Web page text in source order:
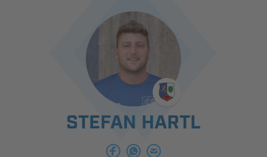
ERGEBNISSE & WETTBEWERBE
SPIELBETRIEB & VERBANDSLEBEN
AUSBILDUNG & FÖRDERUNG
STEFAN HARTL